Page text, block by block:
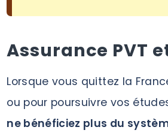
Assurance PVT
Lorsque vous quittez la
ou pour poursuivre vos
ne bénéficiez plus du